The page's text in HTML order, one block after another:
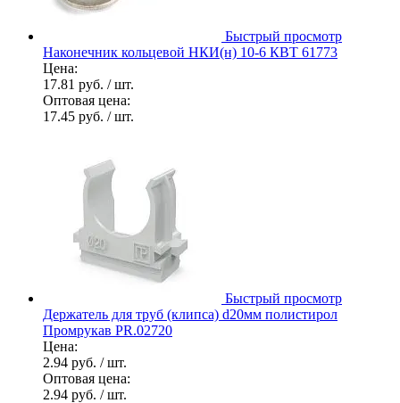
Быстрый просмотр
Наконечник кольцевой НКИ(н) 10-6 КВТ 61773
Цена:
17.81 руб. / шт.
Оптовая цена:
17.45 руб. / шт.
Быстрый просмотр
Держатель для труб (клипса) d20мм полистирол
Промрукав PR.02720
Цена:
2.94 руб. / шт.
Оптовая цена:
2.94 руб. / шт.